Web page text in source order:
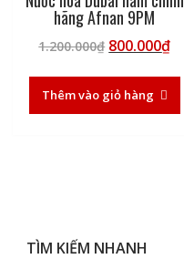
hãng Afnan 9PM
1.200.000₫ Giá
là:
1.200.000₫.
800.000₫Giá
là:
Thêm vào giỏ hàng
TÌM KIẾM NHANH